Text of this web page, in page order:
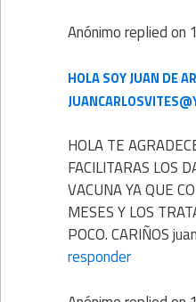
Anónimoreplied on
HOLA SOY JUAN DE
HOLA TE
FACILITARAS LOS
VACUNA YA QUE
MESES Y LOS
POCO. CARIÑOS
responder